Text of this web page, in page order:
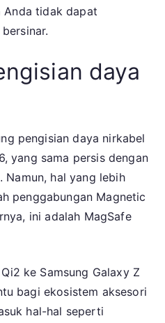
Anda tidak dapat
daya
pengisian daya nirkabel
yang sama persis dengan
Namun, hal yang lebih
penggabungan Magnetic
ini adalah MagSafe
ke Samsung Galaxy Z
bagi ekosistem aksesori
hal-hal seperti